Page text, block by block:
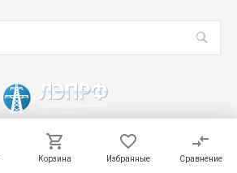
Корзина Избранные Сравнение
Корзина Избранные Сравнение
"ЛЭПРФ", Все права защищены